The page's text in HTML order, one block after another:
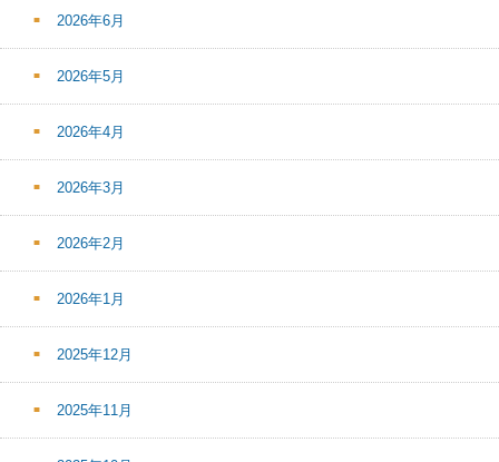
2026年6月
2026年5月
2026年4月
2026年3月
2026年2月
2026年1月
2025年12月
2025年11月